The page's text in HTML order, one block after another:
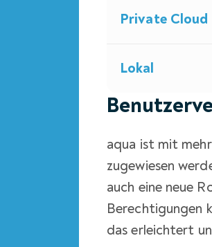
Private Cloud
Lokal
aqua ist mit
zugewiesen
auch eine neue
Berechtigungen
das erleichtert